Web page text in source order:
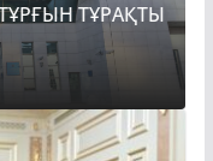
ХОЛДИНГІНІҢ